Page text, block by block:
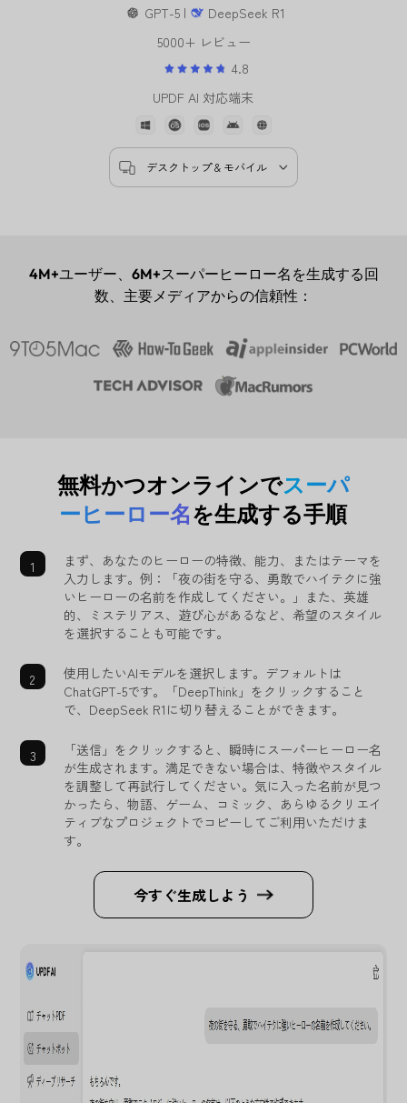
DeepSeek R1
5000+ レビュー
4.8
UPDF AI 対応端末
4M+ユーザー、 6M+スーパーヒーロー名を生成する回
数、主要メディアからの信頼性：
無料かつオンラインでスーパ
ーヒーロー名を生成する手順
まず、あなたのヒーローの特徴、能力、またはテーマを
入力します。例：「夜の街を守る、勇敢でハイテクに強
いヒーローの名前を作成してください。」また、英雄
的、ミステリアス、遊び心があるなど、希望のスタイル
を選択することも可能です。
使用したいAIモデルを選択します。デフォルトは
ChatGPT-5です。「DeepThink」をクリックすること
で、DeepSeek R1に切り替えることができます。
「送信」をクリックすると、瞬時にスーパーヒーロー名
が生成されます。満足できない場合は、特徴やスタイル
を調整して再試行してください。気に入った名前が見つ
かったら、物語、ゲーム、コミック、あらゆるクリエイ
ティブなプロジェクトでコピーしてご利用いただけま
す。
今すぐ生成しよう